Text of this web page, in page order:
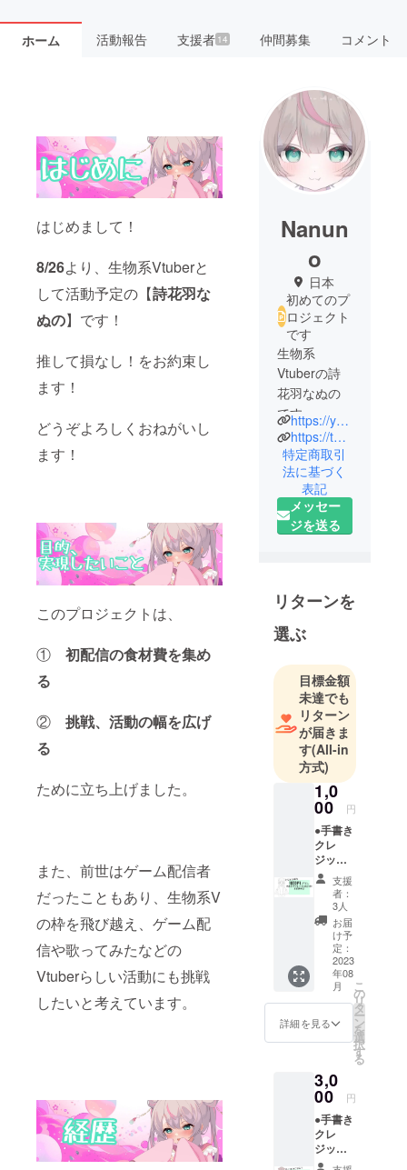
ホーム 活動報告 支援者 14 仲間募集 コメント
はじめまして！
8/26より、生物系Vtuberと
して活動予定の【詩花羽な
ぬの】です！
推して損なし！をお約束し
ます！
どうぞよろしくおねがいし
ます！
このプロジェクトは、
① 初配信の食材費を集め
る
② 挑戦、活動の幅を広げ
る
ために立ち上げました。
また、前世はゲーム配信者
だったこともあり、生物系V
の枠を飛び越え、ゲーム配
信や歌ってみたなどの
Vtuberらしい活動にも挑戦
したいと考えています。
Nanun
o
日本
初めてのプ
ロジェクト
です
生物系
Vtuberの詩
花羽なぬの
https://youtube.com/@tanumonoakaunko
https://twitter.com/nanuno777?t=0Pn0-IBoxm54_NdaCOfHRg&s=09
特定商取引
法に基づく
表記
メッセー
ジを送る
リターンを
選ぶ
目標金額
未達でも
リターン
が届きま
す(All-in
方式)
1,0
00 円
●手書き
クレ
ジット
表記(小)
お名前
呼び 初
配信に
て支援
者様一
覧にお
名前を
手書き
で表記
いたし
ます。
を呼ば
せてい
ただき
ます。
希望さ
れるお
名前(PN
支援
者：
3人
お届
け予
定：
2023
年08
月
詳細を見る
こ
の
リ
タ
ー
ン
を
選
択
す
る
3,0
00 円
●手書き
クレ
ジット
表記(小)